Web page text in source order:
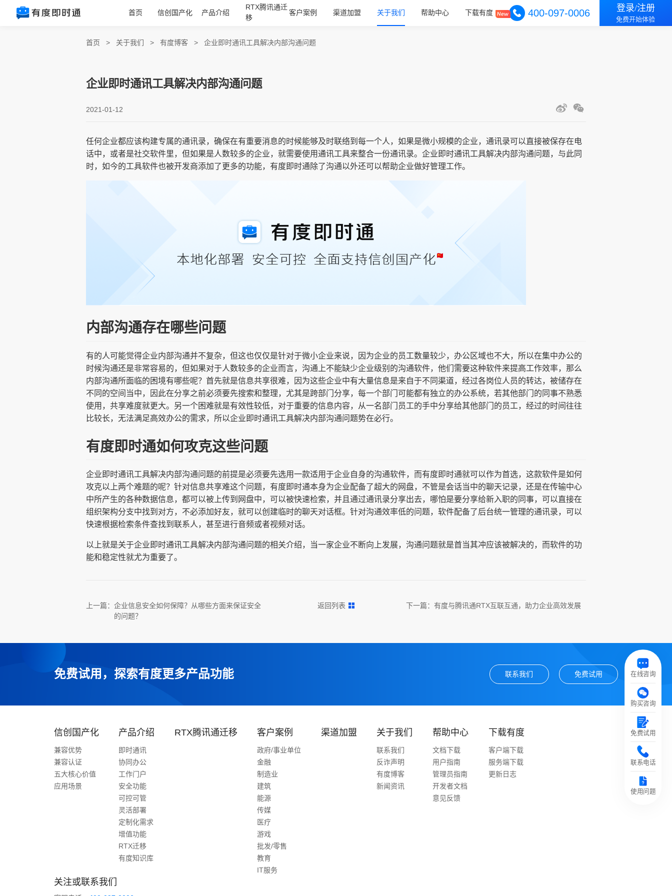
首页 信创国产化 产品介绍
RTX腾讯通迁
移
客户案例 渠道加盟 关于我们 帮助中心 下载有度 400-097-0006 登录/注册
免费开始体验
首页 > 关于我们 > 有度博客 > 企业即时通讯工具解决内部沟通问题
企业即时通讯工具解决内部沟通问题
2021-01-12
任何企业都应该构建专属的通讯录，确保在有重要消息的时候能够及时联络到每一个人，如果是微小规模的企业，通讯录可以直接被保存在电
话中，或者是社交软件里，但如果是人数较多的企业，就需要使用通讯工具来整合一份通讯录。企业即时通讯工具解决内部沟通问题，与此同
时，如今的工具软件也被开发商添加了更多的功能，有度即时通除了沟通以外还可以帮助企业做好管理工作。
内部沟通存在哪些问题
有的人可能觉得企业内部沟通并不复杂，但这也仅仅是针对于微小企业来说，因为企业的员工数量较少，办公区域也不大，所以在集中办公的
时候沟通还是非常容易的，但如果对于人数较多的企业而言，沟通上不能缺少企业级别的沟通软件，他们需要这种软件来提高工作效率，那么
内部沟通所面临的困境有哪些呢？首先就是信息共享很难，因为这些企业中有大量信息是来自于不同渠道，经过各岗位人员的转达，被储存在
不同的空间当中，因此在分享之前必须要先搜索和整理，尤其是跨部门分享，每一个部门可能都有独立的办公系统，若其他部门的同事不熟悉
使用，共享难度就更大。另一个困难就是有效性较低，对于重要的信息内容，从一名部门员工的手中分享给其他部门的员工，经过的时间往往
比较长，无法满足高效办公的需求，所以企业即时通讯工具解决内部沟通问题势在必行。
有度即时通如何攻克这些问题
企业即时通讯工具解决内部沟通问题的前提是必须要先选用一款适用于企业自身的沟通软件，而有度即时通就可以作为首选，这款软件是如何
攻克以上两个难题的呢？针对信息共享难这个问题，有度即时通本身为企业配备了超大的网盘，不管是会话当中的聊天记录，还是在传输中心
中所产生的各种数据信息，都可以被上传到网盘中，可以被快速检索，并且通过通讯录分享出去，哪怕是要分享给新入职的同事，可以直接在
组织架构分支中找到对方，不必添加好友，就可以创建临时的聊天对话框。针对沟通效率低的问题，软件配备了后台统一管理的通讯录，可以
快速根据检索条件查找到联系人，甚至进行音频或者视频对话。
以上就是关于企业即时通讯工具解决内部沟通问题的相关介绍，当一家企业不断向上发展，沟通问题就是首当其冲应该被解决的，而软件的功
能和稳定性就尤为重要了。
上一篇： 企业信息安全如何保障？从哪些方面来保证安全
的问题？
返回列表 下一篇： 有度与腾讯通RTX互联互通，助力企业高效发展
免费试用，探索有度更多产品功能 联系我们 免费试用 在线咨询
购买咨询
免费试用
联系电话
使用问题
信创国产化
兼容优势
兼容认证
五大核心价值
应用场景
产品介绍
即时通讯
协同办公
工作门户
安全功能
可控可管
灵活部署
定制化需求
增值功能
RTX迁移
有度知识库
RTX腾讯通迁移 客户案例
政府/事业单位
金融
制造业
建筑
能源
传媒
医疗
游戏
批发/零售
教育
IT服务
渠道加盟 关于我们
联系我们
反诈声明
有度博客
新闻资讯
帮助中心
文档下载
用户指南
管理员指南
开发者文档
意见反馈
下载有度
客户端下载
服务端下载
更新日志
关注或联系我们